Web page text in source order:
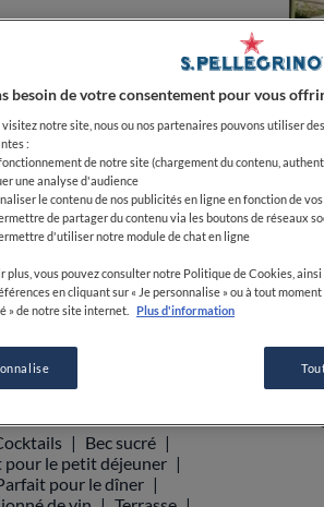
21:00
75 44 15 32
Bec sucré
pour le petit déjeuner
pour le dîner
besoin de votre consentement pour vous
visitez notre site, nous ou nos partenaires pouvons utiliser
:
de notre site (chargement du contenu,
une analyse d'audience
le contenu de nos publicités en ligne en fonction de
de partager du contenu via les boutons de réseaux
d'utiliser notre module de chat en ligne
plus, vous pouvez consulter notre Politique de Cookies,
en cliquant sur « Je personnalise » ou à tout
» de notre site internet.
Plus d'information